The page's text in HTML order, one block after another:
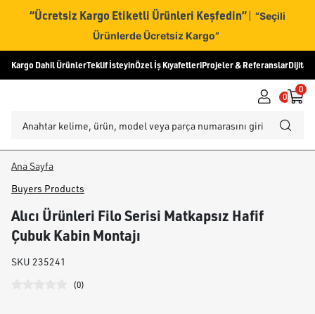
“Ücretsiz Kargo Etiketli Ürünleri Keşfedin” | “Seçili
Ürünlerde Ücretsiz Kargo”
Kargo Dahil ÜrünlerTeklif İsteyinÖzel İş KıyafetleriProjeler & ReferanslarDijital
0
0
Ana Sayfa
Buyers Products
Alıcı Ürünleri Filo Serisi Matkapsız Hafif
Çubuk Kabin Montajı
SKU 235241
(0)